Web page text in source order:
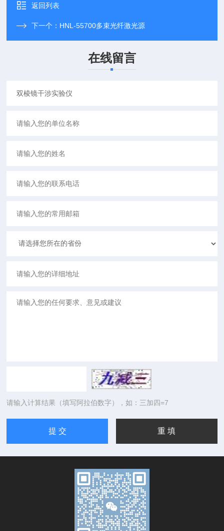
返回列表
下一个： HNL-55700多束光纤激光源
在线留言
请输入计算结果（填写阿拉伯数字），如：三加四=7